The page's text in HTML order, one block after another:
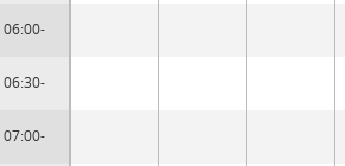
06:00-
06:30-
07:00-